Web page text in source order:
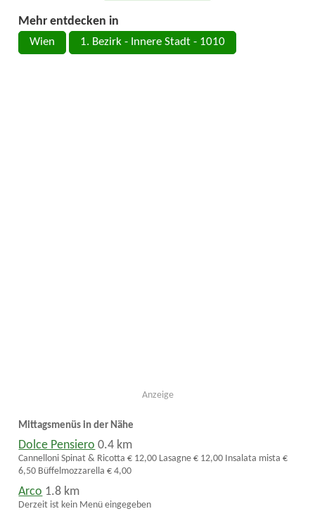
Mehr entdecken in
Wien 1. Bezirk - Innere Stadt - 1010
Anzeige
Mittagsmenüs in der Nähe
Dolce Pensiero 0.4 km
Cannelloni Spinat & Ricotta € 12,00 Lasagne € 12,00 Insalata mista €
6,50 Büffelmozzarella € 4,00
Arco 1.8 km
Derzeit ist kein Menü eingegeben